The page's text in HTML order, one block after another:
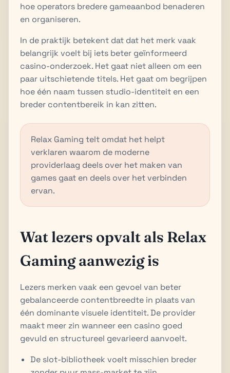
hoe operators bredere gameaanbod benaderen
en organiseren.
In de praktijk betekent dat dat het merk vaak
belangrijk voelt bij iets beter geïnformeerd
casino-onderzoek. Het gaat niet alleen om een
paar uitschietende titels. Het gaat om begrijpen
hoe één naam tussen studio-identiteit en een
breder contentbereik in kan zitten.
Relax Gaming telt omdat het helpt
verklaren waarom de moderne
providerlaag deels over het maken van
games gaat en deels over het verbinden
ervan.
Wat lezers opvalt als Relax
Gaming aanwezig is
Lezers merken vaak een gevoel van beter
gebalanceerde contentbreedte in plaats van
één dominante visuele identiteit. De provider
maakt meer zin wanneer een casino goed
gevuld en structureel gevarieerd aanvoelt.
De slot-bibliotheek voelt misschien breder